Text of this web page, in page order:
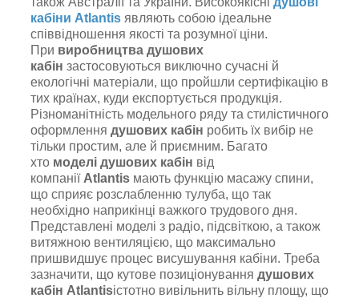
кабіни Atlantis являють собою ідеальне
співвідношення якості та розумної ціни.
При виробництва душових
кабін застосовуються виключно сучасні й
екологічні матеріали, що пройшли сертифікацію в
тих країнах, куди експортується продукція.
Різноманітність модельного ряду та стилістичного
оформлення душових кабін робить їх вибір не
тільки простим, але й приємним. Багато
хто моделі душових кабін від
компанії Atlantis мають функцію масажу спини,
що сприяє розслабленню тулуба, що так
необхідно наприкінці важкого трудового дня.
Представлені моделі з радіо, підсвіткою, а також
витяжною вентиляцією, що максимально
пришвидшує процес висушування кабіни. Треба
зазначити, що кутове позиціонування душових
кабін Atlantisістотно вивільнить вільну площу, що